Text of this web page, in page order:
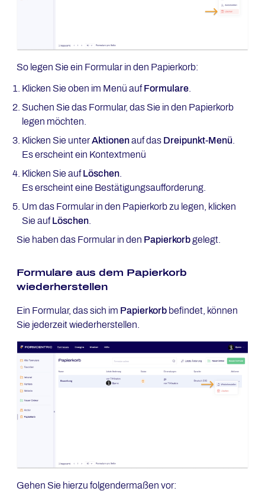
So legen Sie ein Formular in den Papierkorb:
Klicken Sie oben im Menü aufFormulare.
Suchen Sie das Formular, das Sie in den Papierkorb
legen möchten.
Klicken Sie unterAktionenauf das Dreipunkt-Menü
Es erscheint ein Kontextmenü
Klicken Sie aufLöschen.
Es erscheint eine Bestätigungsaufforderung.
Um das Formular in den Papierkorb zu legen, klicken
Sie aufLöschen.
Sie haben das Formular in den Papierkorbgelegt.
Formulare aus dem Papierkorb
wiederherstellen
Ein Formular, das sich im Papierkorb befindet, können
Sie jederzeit wiederherstellen.
Gehen Sie hierzu folgendermaßen vor: